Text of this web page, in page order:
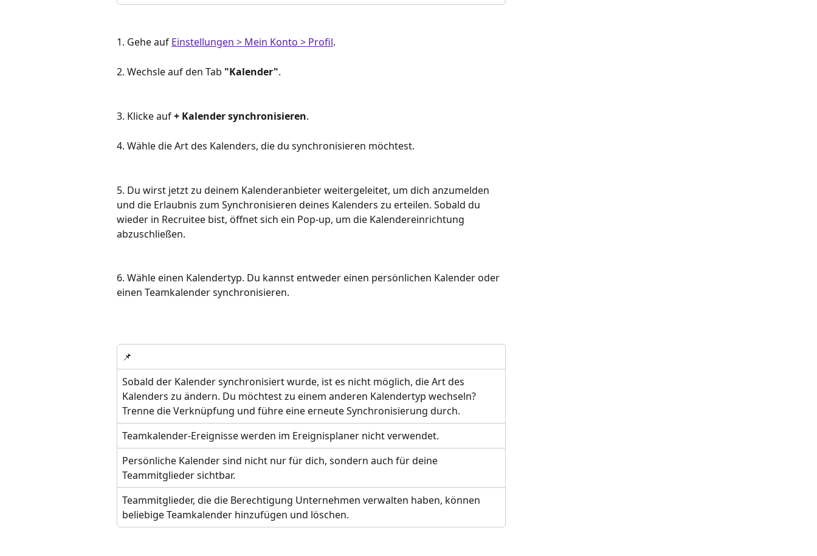
1. Gehe auf Einstellungen > Mein Konto > Profil.
2. Wechsle auf den Tab "Kalender".
3. Klicke auf + Kalender synchronisieren.
4. Wähle die Art des Kalenders, die du synchronisieren möchtest.
5. Du wirst jetzt zu deinem Kalenderanbieter weitergeleitet, um dich anzumelden
und die Erlaubnis zum Synchronisieren deines Kalenders zu erteilen. Sobald du
wieder in Recruitee bist, öffnet sich ein Pop-up, um die Kalendereinrichtung
abzuschließen.
6. Wähle einen Kalendertyp. Du kannst entweder einen persönlichen Kalender oder
einen Teamkalender synchronisieren.
📌
Sobald der Kalender synchronisiert wurde, ist es nicht möglich, die Art des
Kalenders zu ändern. Du möchtest zu einem anderen Kalendertyp wechseln?
Trenne die Verknüpfung und führe eine erneute Synchronisierung durch.
Teamkalender-Ereignisse werden im Ereignisplaner nicht verwendet.
Persönliche Kalender sind nicht nur für dich, sondern auch für deine
Teammitglieder sichtbar.
Teammitglieder, die die Berechtigung Unternehmen verwalten haben, können
beliebige Teamkalender hinzufügen und löschen.